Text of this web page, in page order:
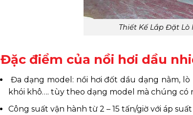
Thiết Kế Lắp Đặt Lò
Đặc điểm của nồi hơi dầu
Đa dạng model: nồi hơi đốt dầu dạng nằm,
khói khô…. tùy theo dạng model mà chúng
Công suất vận hành từ 2 – 15 tấn/giờ với áp